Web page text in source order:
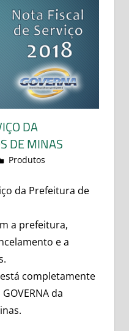
DA
DE MINAS
leovitor
Produtos
da Prefeitura de
a prefeitura,
e a
completamente
da